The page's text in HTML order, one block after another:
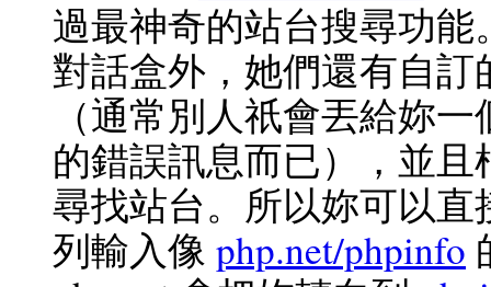
過最神奇的站台搜尋功
對話盒外，她們還有自訂
（通常別人祇會丟給妳
的錯誤訊息而已），並
尋找站台。所以妳可以
列輸入像 php.net/phpinfo